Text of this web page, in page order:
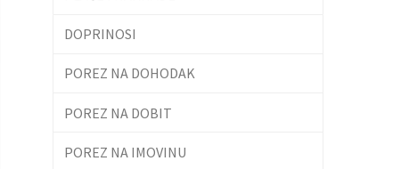
DOPRINOSI
POREZ NA DOHODAK
POREZ NA DOBIT
POREZ NA IMOVINU